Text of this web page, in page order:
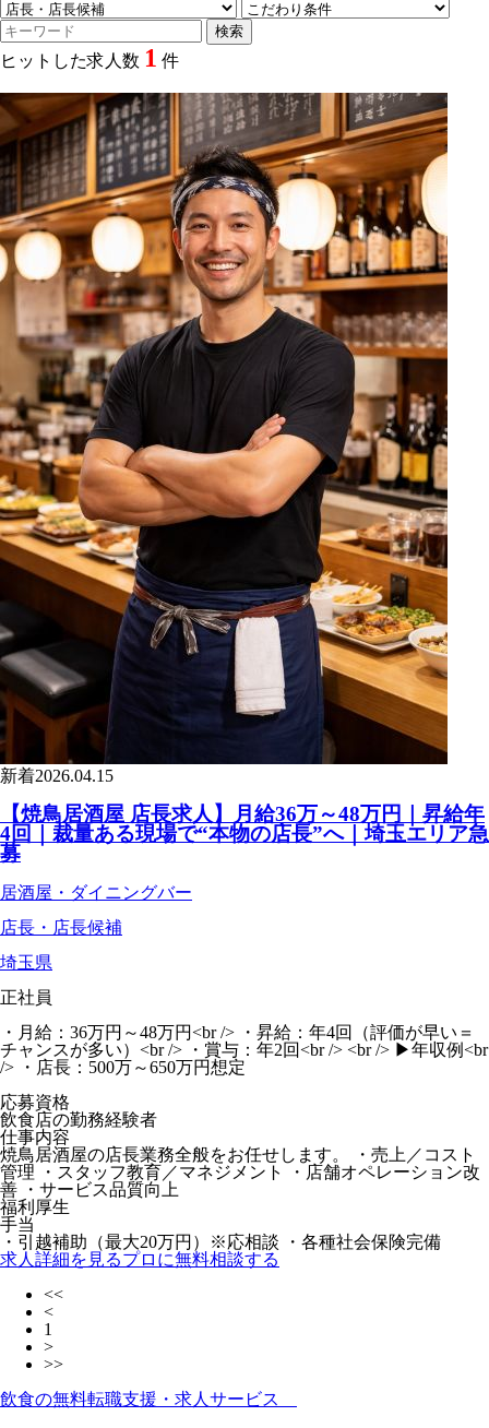
ヒットした求人数 1 件
新着2026.04.15
【焼鳥居酒屋 店長求人】月給36万～48万円｜昇給年
4回｜裁量ある現場で“本物の店長”へ｜埼玉エリア急
募
居酒屋・ダイニングバー
店長・店長候補
埼玉県
正社員
・月給：36万円～48万円<br /> ・昇給：年4回（評価が早い＝
チャンスが多い）<br /> ・賞与：年2回<br /> <br /> ▶年収例<br
/> ・店長：500万～650万円想定
応募資格
飲食店の勤務経験者
仕事内容
焼鳥居酒屋の店長業務全般をお任せします。 ・売上／コスト
管理 ・スタッフ教育／マネジメント ・店舗オペレーション改
善 ・サービス品質向上
福利厚生
手当
・引越補助（最大20万円）※応相談 ・各種社会保険完備
求人詳細を見るプロに無料相談する
<<
<
1
>
>>
飲食の無料転職支援・求人サービス